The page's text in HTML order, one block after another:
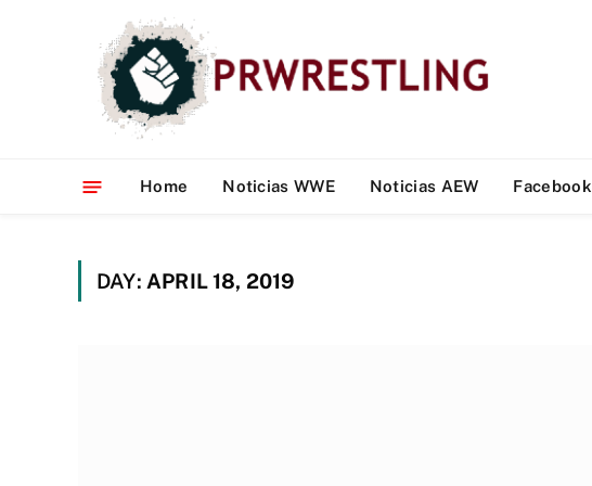
Home Noticias WWE Noticias AEW Facebook
DAY: APRIL 18, 2019